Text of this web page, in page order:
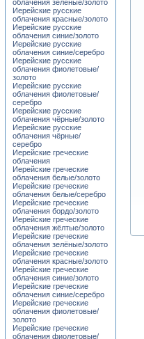
облачения зелёные/золото
Иерейские русские
облачения красные/золото
Иерейские русские
облачения синие/золото
Иерейские русские
облачения синие/серебро
Иерейские русские
облачения фиолетовые/
золото
Иерейские русские
облачения фиолетовые/
серебро
Иерейские русские
облачения чёрные/золото
Иерейские русские
облачения чёрные/
серебро
Иерейские греческие
облачения
Иерейские греческие
облачения белые/золото
Иерейские греческие
облачения белые/серебро
Иерейские греческие
облачения бордо/золото
Иерейские греческие
облачения жёлтые/золото
Иерейские греческие
облачения зелёные/золото
Иерейские греческие
облачения красные/золото
Иерейские греческие
облачения синие/золото
Иерейские греческие
облачения синие/серебро
Иерейские греческие
облачения фиолетовые/
золото
Иерейские греческие
облачения фиолетовые/